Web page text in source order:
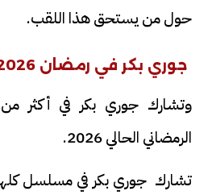
حول من يستحق هذا اللقب.
جوري بكر في رمضان 2026
وتشارك جوري بكر في أكثر
الرمضاني الحالي 2026.
تشارك جوري بكر في مسلسل